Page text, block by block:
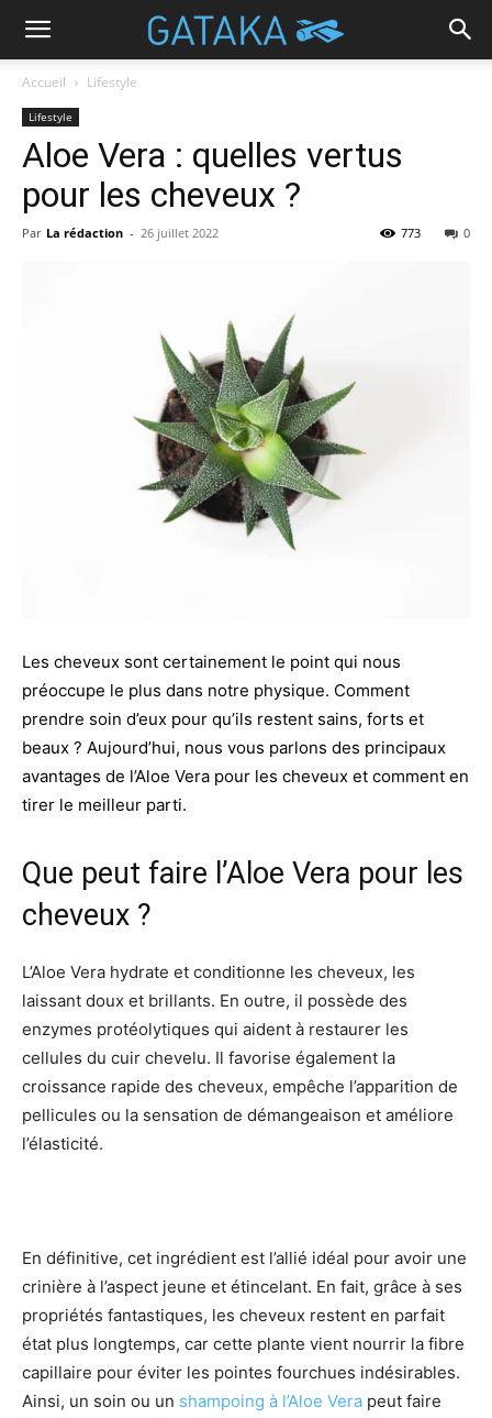
Accueil Lifestyle
Lifestyle
Aloe Vera : quelles vertus
pour les cheveux ?
Par La rédaction - 26 juillet 2022 0
773
Les cheveux sont certainement le point qui nous
préoccupe le plus dans notre physique. Comment
prendre soin d’eux pour qu’ils restent sains, forts et
beaux ? Aujourd’hui, nous vous parlons des principaux
avantages de l’Aloe Vera pour les cheveux et comment en
tirer le meilleur parti.
Que peut faire l’Aloe Vera pour les
cheveux ?
L’Aloe Vera hydrate et conditionne les cheveux, les
laissant doux et brillants. En outre, il possède des
enzymes protéolytiques qui aident à restaurer les
cellules du cuir chevelu. Il favorise également la
croissance rapide des cheveux, empêche l’apparition de
pellicules ou la sensation de démangeaison et améliore
l’élasticité.
En définitive, cet ingrédient est l’allié idéal pour avoir une
crinière à l’aspect jeune et étincelant. En fait, grâce à ses
propriétés fantastiques, les cheveux restent en parfait
état plus longtemps, car cette plante vient nourrir la fibre
capillaire pour éviter les pointes fourchues indésirables.
Ainsi, un soin ou un shampoing à l’Aloe Vera peut faire